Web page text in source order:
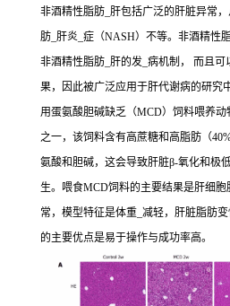
非酒精性脂肪_肝包括广泛的肝脏异常
肪_肝炎_症（NASH）不等。非酒精性
非酒精性脂肪_肝的发_病机制， 而且
果，因此被广泛应用于肝代谢病的研究中
用蛋氨酸胆碱缺乏（MCD）饲料喂养
之一，该饲料含有高蔗糖和高脂肪（
氨酸和胆碱，这会导致肝脏β-氧化和极
生。喂食MCD饲料的主要结果是肝细
常，模型特征是体重_减轻，肝脏脂肪
的主要优点是易于操作与成功率高。